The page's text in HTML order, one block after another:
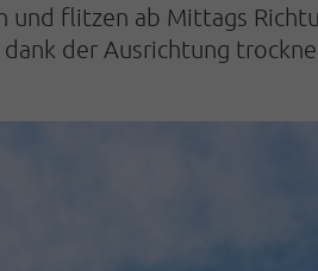
flitzen ab Mittags
der Ausrichtung